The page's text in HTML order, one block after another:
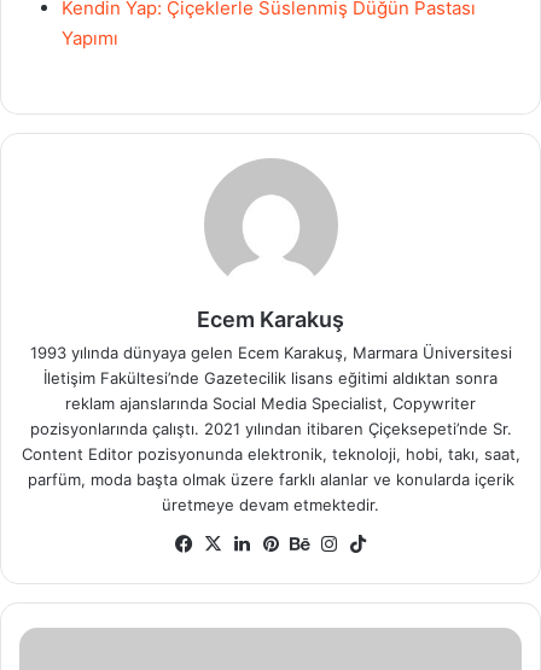
Kendin Yap: Çiçeklerle Süslenmiş Düğün Pastası
Yapımı
Ecem Karakuş
1993 yılında dünyaya gelen Ecem Karakuş, Marmara Üniversitesi
İletişim Fakültesi’nde Gazetecilik lisans eğitimi aldıktan sonra
reklam ajanslarında Social Media Specialist, Copywriter
pozisyonlarında çalıştı. 2021 yılından itibaren Çiçeksepeti’nde Sr.
Content Editor pozisyonunda elektronik, teknoloji, hobi, takı, saat,
parfüm, moda başta olmak üzere farklı alanlar ve konularda içerik
üretmeye devam etmektedir.
Facebook
X LinkedIn
Pinterest
BehanceInstagram
KIŞ